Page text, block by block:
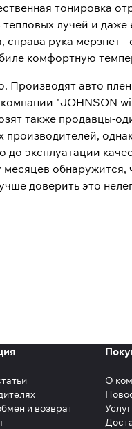
тонировка
лучей и
рука мерзнет
комфортную
Производят авто
"JOHNSON
также продавцы-
эксплуатации
доверить это
и возврат
О